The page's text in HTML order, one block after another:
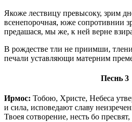
Якоже лествицу превысоку, зрим
всенепорочная, юже сопротивнии
предашася, мы же, к ней верне
В рождестве тли не приимши,
печали уставляющи матерним
Песнь 3
Ирмос: Тобою, Христе, Небеса
и сила, исповедают славу
Твоея сотворение, несть бо